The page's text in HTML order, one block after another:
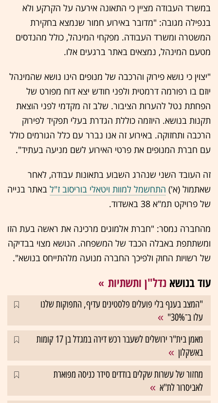
במשרד העבודה מציין כי התאונה אירעה על הקרקע ולא
בנפילה מגובה: "מדובר באירוע חמור שנמצא בחקירת
המשטרה ומשרד העבודה. מפקחי המינהל, כולל מהנדסים
מטעם המינהל, נמצאים באתר ברגעים אלו.
"יצוין כי נושא פירוק והרכבה של מנופים הינו נושא שהמינהל
יוזם בו רפורמה דרמטית ולפני חודש יצא דוח מפורט של
הפחתת נטל להערות הציבור. שלב זה מקדמי לפני הוצאת
תקנות בנושא. היוזמה כוללת הגדרת בעלי תפקיד לפירוק
הרכבה ותחזוקה. באירוע זה אנו נברר עם כלל הגורמים כולל
עם חברת המנופים את פרטי האירוע לשם מניעה בעתיד".
זה העובד השני שנהרג השבוע בתאונות עבודה, לאחר
שאתמול (א') התחשמל למוות ויטאלי בוריסוב ז"ל באתר בנייה
של פרויקט תמ"א 38 באשדוד.
מהחברה נמסר: "חברת אלמוגים מרכינה את ראשה בעת הזו
ומשתתפת באבלה הכבד של המשפחה. הנושא מצוי בבדיקה
של רשויות החוק ולפיכך החברה מנועה מלהתייחס בנושא".
עוד בנושא נדל"ן ותשתיות
"המצב בענף בלי פועלים פלסטינים עדיף, התפוקות שלנו
עלו ב־30%"
מאמן בית"ר ירושלים לשעבר רכש דירה במגדל בן 17 קומות
באשקלון
מחזור של עשרות שקלים בודדים סידר כניסה מפוארת
לאביסרור לת"א